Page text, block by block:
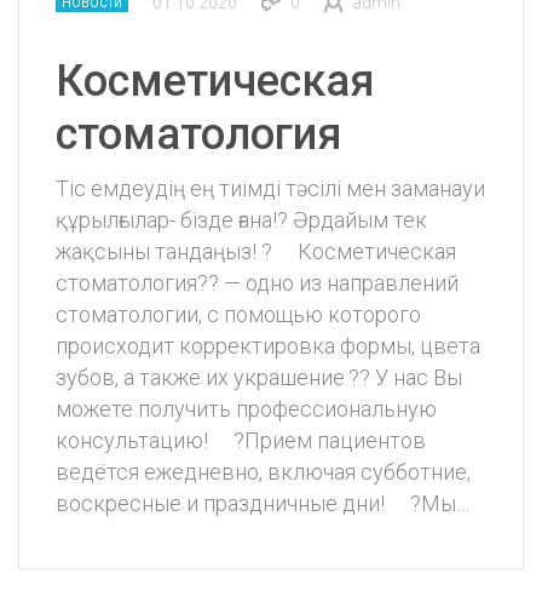
Косметическая
стоматология
Тіс емдеудің ең тиімді тəсілі мен заманауи
құрылғылар- бізде ғана!? Əрдайым тек
жақсыны тандаңыз! ? ⠀ Косметическая
стоматология?? — одно из направлений
стоматологии, с помощью которого
происходит корректировка формы, цвета
зубов, а также их украшение.?? У нас Вы
можете получить профессиональную
консультацию! ⠀ ?Прием пациентов
ведётся ежедневно, включая субботние,
воскресные и праздничные дни! ⠀ ?Мы…